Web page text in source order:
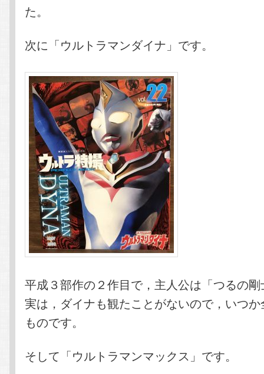
た。
次に「ウルトラマンダイナ」です。
平成３部作の２作目で，主人公は「つるの
実は，ダイナも観たことがないので，いつ
ものです。
そして「ウルトラマンマックス」です。